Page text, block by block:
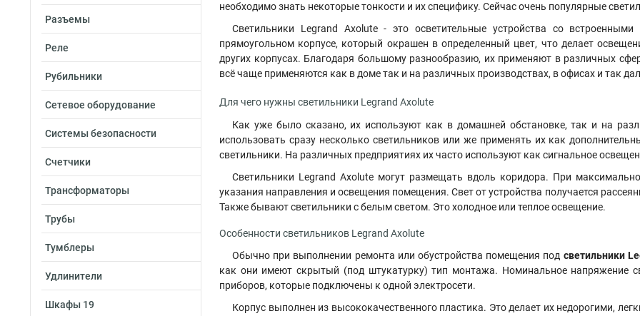
Разъемы
Реле
Рубильники
Сетевое оборудование
Системы безопасности
Счетчики
Трансформаторы
Трубы
Тумблеры
Удлинители
Шкафы 19
необходимо знать некоторые тонкости и их специфику. Сейчас очень популярные
Светильники Legrand Axolute - это осветительные устройства со
прямоугольном корпусе, который окрашен в определенный цвет, что делает
других корпусах. Благодаря большому разнообразию, их применяют в различных
всё чаще применяются как в доме так и на различных производствах, в офисах и так
Для чего нужны светильники Legrand Axolute
Как уже было сказано, их используют как в домашней обстановке, так и на
использовать сразу несколько светильников или же применять их как
светильники. На различных предприятиях их часто используют как сигнальное
Светильники Legrand Axolute могут размещать вдоль коридора. При
указания направления и освещения помещения. Свет от устройства получается
Также бывают светильники с белым светом. Это холодное или теплое освещение.
Особенности светильников Legrand Axolute
Обычно при выполнении ремонта или обустройства помещения под светильники
как они имеют скрытый (под штукатурку) тип монтажа. Номинальное напряжение
приборов, которые подключены к одной электросети.
Корпус выполнен из высококачественного пластика. Это делает их недорогими,